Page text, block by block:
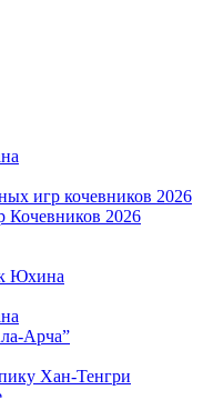
игр кочевников 2026
2026
Юхина
Арча”
Хан-Тенгри